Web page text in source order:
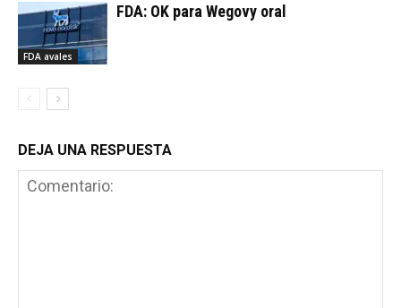
FDA avales
FDA: OK para Wegovy oral
DEJA UNA RESPUESTA